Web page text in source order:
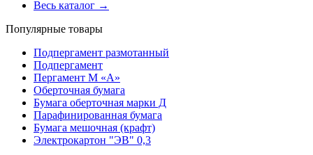
Весь каталог →
Популярные товары
Подпергамент размотанный
Подпергамент
Пергамент М «А»
Оберточная бумага
Бумага оберточная марки Д
Парафинированная бумага
Бумага мешочная (крафт)
Электрокартон "ЭВ" 0,3